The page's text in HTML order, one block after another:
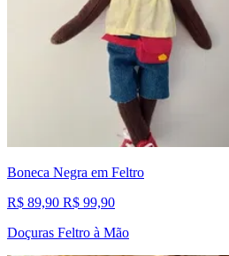
Boneca Negra em Feltro
R$ 89,90 R$ 99,90
Doçuras Feltro à Mão